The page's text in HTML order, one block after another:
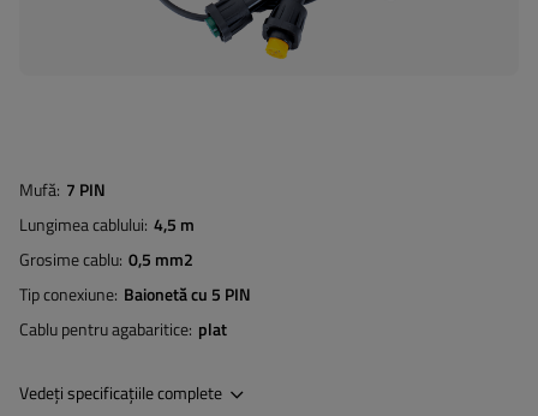
Mufă 7 PIN
Lungimea cablului 4,5 m
Grosime cablu 0,5 mm2
Tip conexiune Baionetă cu 5 PIN
Cablu pentru agabaritice plat
Vedeți specificațiile complete